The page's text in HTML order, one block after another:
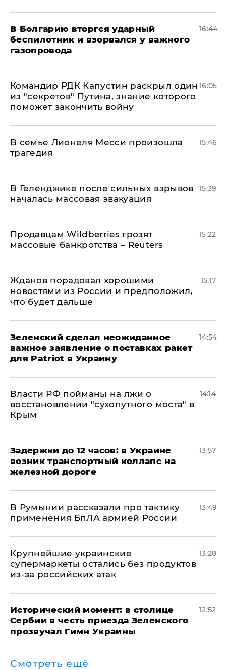
В Болгарию вторгся ударный
беспилотник и взорвался у важного
газопровода
16:44
Командир РДК Капустин раскрыл один
из "секретов" Путина, знание которого
поможет закончить войну
16:05
В семье Лионеля Месси произошла
трагедия
15:46
В Геленджике после сильных взрывов
началась массовая эвакуация
15:39
Продавцам Wildberries грозят
массовые банкротства – Reuters
15:22
Жданов порадовал хорошими
новостями из России и предположил,
что будет дальше
15:17
Зеленский сделал неожиданное
важное заявление о поставках ракет
для Patriot в Украину
14:54
Власти РФ пойманы на лжи о
восстановлении "сухопутного моста" в
Крым
14:14
Задержки до 12 часов: в Украине
возник транспортный коллапс на
железной дороге
13:57
В Румынии рассказали про тактику
применения БпЛА армией России
13:49
Крупнейшие украинские
супермаркеты остались без продуктов
из-за российских атак
13:28
Исторический момент: в столице
Сербии в честь приезда Зеленского
прозвучал Гимн Украины
12:52
Смотреть ещё